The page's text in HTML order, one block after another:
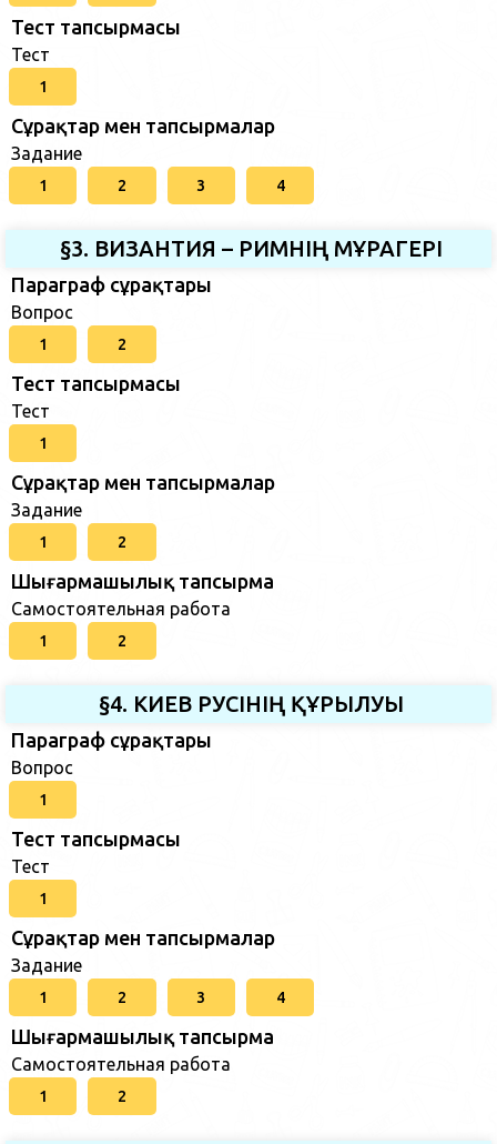
Тест тапсырмасы
Тест
1
Сұрақтар мен тапсырмалар
Задание
1 2 3 4
§3. ВИЗАНТИЯ – РИМНІҢ МҰРАГЕРІ
Параграф сұрақтары
Вопрос
1 2
Тест тапсырмасы
Тест
1
Сұрақтар мен тапсырмалар
Задание
1 2
Шығармашылық тапсырма
Самостоятельная работа
1 2
§4. КИЕВ РУСІНІҢ ҚҰРЫЛУЫ
Параграф сұрақтары
Вопрос
1
Тест тапсырмасы
Тест
1
Сұрақтар мен тапсырмалар
Задание
1 2 3 4
Шығармашылық тапсырма
Самостоятельная работа
1 2